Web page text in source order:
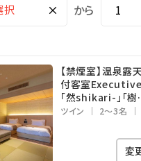
風呂)■
設された露天風呂は、岩風
食塩泉
肉痛・冷え性
15：00～翌11：00）
（15：00～22：00）
時間は除きます
× から
【禁煙室】温泉露
付客室Executive
「然shikari-」「樹
Itsuki-」66㎡
ツイン 2～3名
変